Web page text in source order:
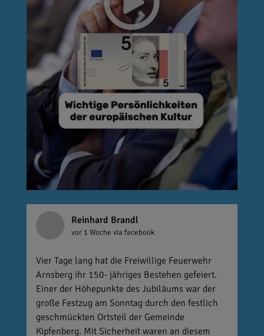
Reinhard Brandl
vor 1 Woche via facebook
Vier Tage lang hat die Freiwillige Feuerwehr
Arnsberg ihr 150- jähriges Bestehen gefeiert.
Einer der Höhepunkte des Jubiläums war der
große Festzug am Sonntag durch den festlich
geschmückten Ortsteil der Gemeinde
Kipfenberg. Mit Sicherheit waren an diesem